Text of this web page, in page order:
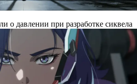
о давлении при разработке сиквела